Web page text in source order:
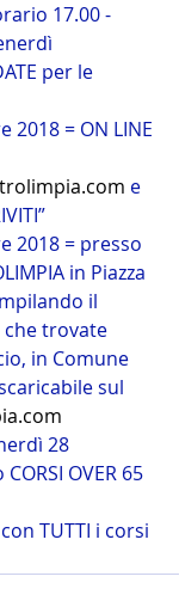
17.00 -
per le
= ON LINE
e
2018 = presso
in Piazza
il
trovate
in Comune
sul
28
OVER 65
TUTTI i corsi